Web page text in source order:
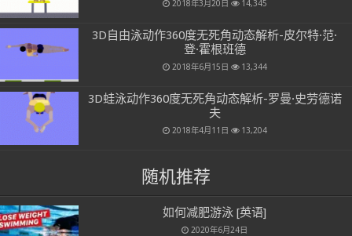
2018年3月20日 14,345
3D自由泳动作360度无死角动态解析-皮尔特·范·
登·霍根班德
2018年6月15日 13,344
3D蛙泳动作360度无死角动态解析-罗曼·史劳德诺
夫
2018年4月11日 13,204
随机推荐
如何减肥游泳 [英语]
2020年6月24日